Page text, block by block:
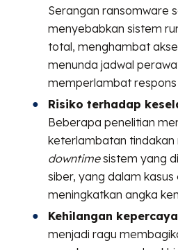
Serangan ransomware
menyebabkan sistem
total, menghambat
menunda jadwal
memperlambat respons
Risiko terhadap
Beberapa penelitian
keterlambatan tindakan
downtimesistem yang
siber, yang dalam
meningkatkan angka
Kehilangan
menjadi ragu